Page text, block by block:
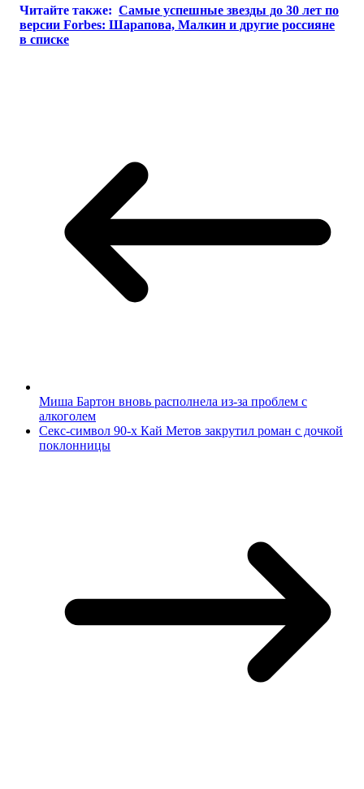
Читайте также: Самые успешные звезды до 30 лет по
версии Forbes: Шарапова, Малкин и другие россияне
в списке
Миша Бартон вновь располнела из-за проблем с
алкоголем
Секс-символ 90-х Кай Метов закрутил роман с дочкой
поклонницы